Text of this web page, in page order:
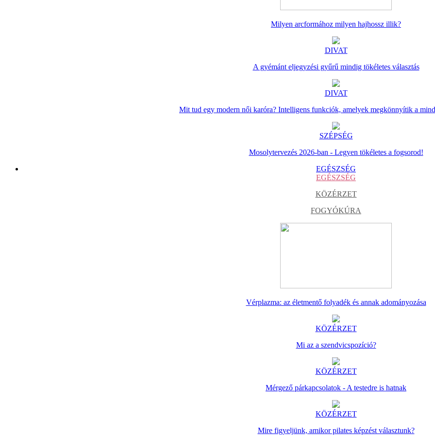
Milyen arcformához milyen hajhossz illik?
DIVAT
A gyémánt eljegyzési gyűrű mindig tökéletes választás
DIVAT
Mit tud egy modern női karóra? Intelligens funkciók, amelyek megkönnyítik a
SZÉPSÉG
Mosolytervezés 2026-ban - Legyen tökéletes a fogsorod!
EGÉSZSÉG
EGÉSZSÉG
KÖZÉRZET
FOGYÓKÚRA
Vérplazma: az életmentő folyadék és annak adományozása
KÖZÉRZET
Mi az a szendvicspozíció?
KÖZÉRZET
Mérgező párkapcsolatok - A testedre is hatnak
KÖZÉRZET
Mire figyeljünk, amikor pilates képzést választunk?